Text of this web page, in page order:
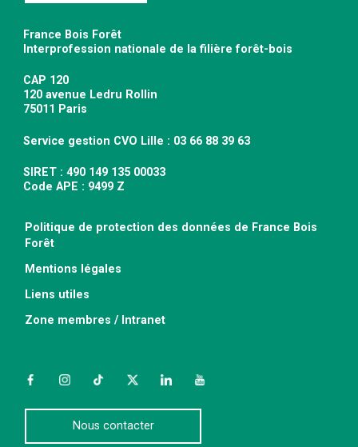
France Bois Forêt
Interprofession nationale de la filière forêt-bois
CAP 120
120 avenue Ledru Rollin
75011 Paris
Service gestion CVO Lille : 03 66 88 39 63
SIRET : 490 149 135 00033
Code APE : 9499 Z
Politique de protection des données de France Bois
Forêt
Mentions légales
Liens utiles
Zone membres / Intranet
FacebookInstagramTikTokTwitterLinkedInYouTube
Nous contacter